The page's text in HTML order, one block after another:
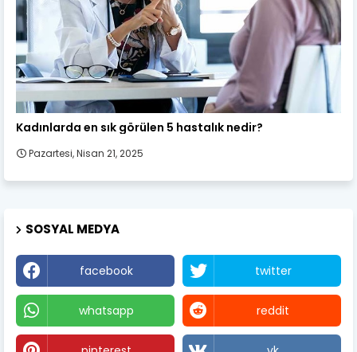
Kadın Sağlığı
Kadınlarda en sık görülen 5 hastalık nedir?
Pazartesi, Nisan 21, 2025
SOSYAL MEDYA
facebook twitter
whatsapp reddit